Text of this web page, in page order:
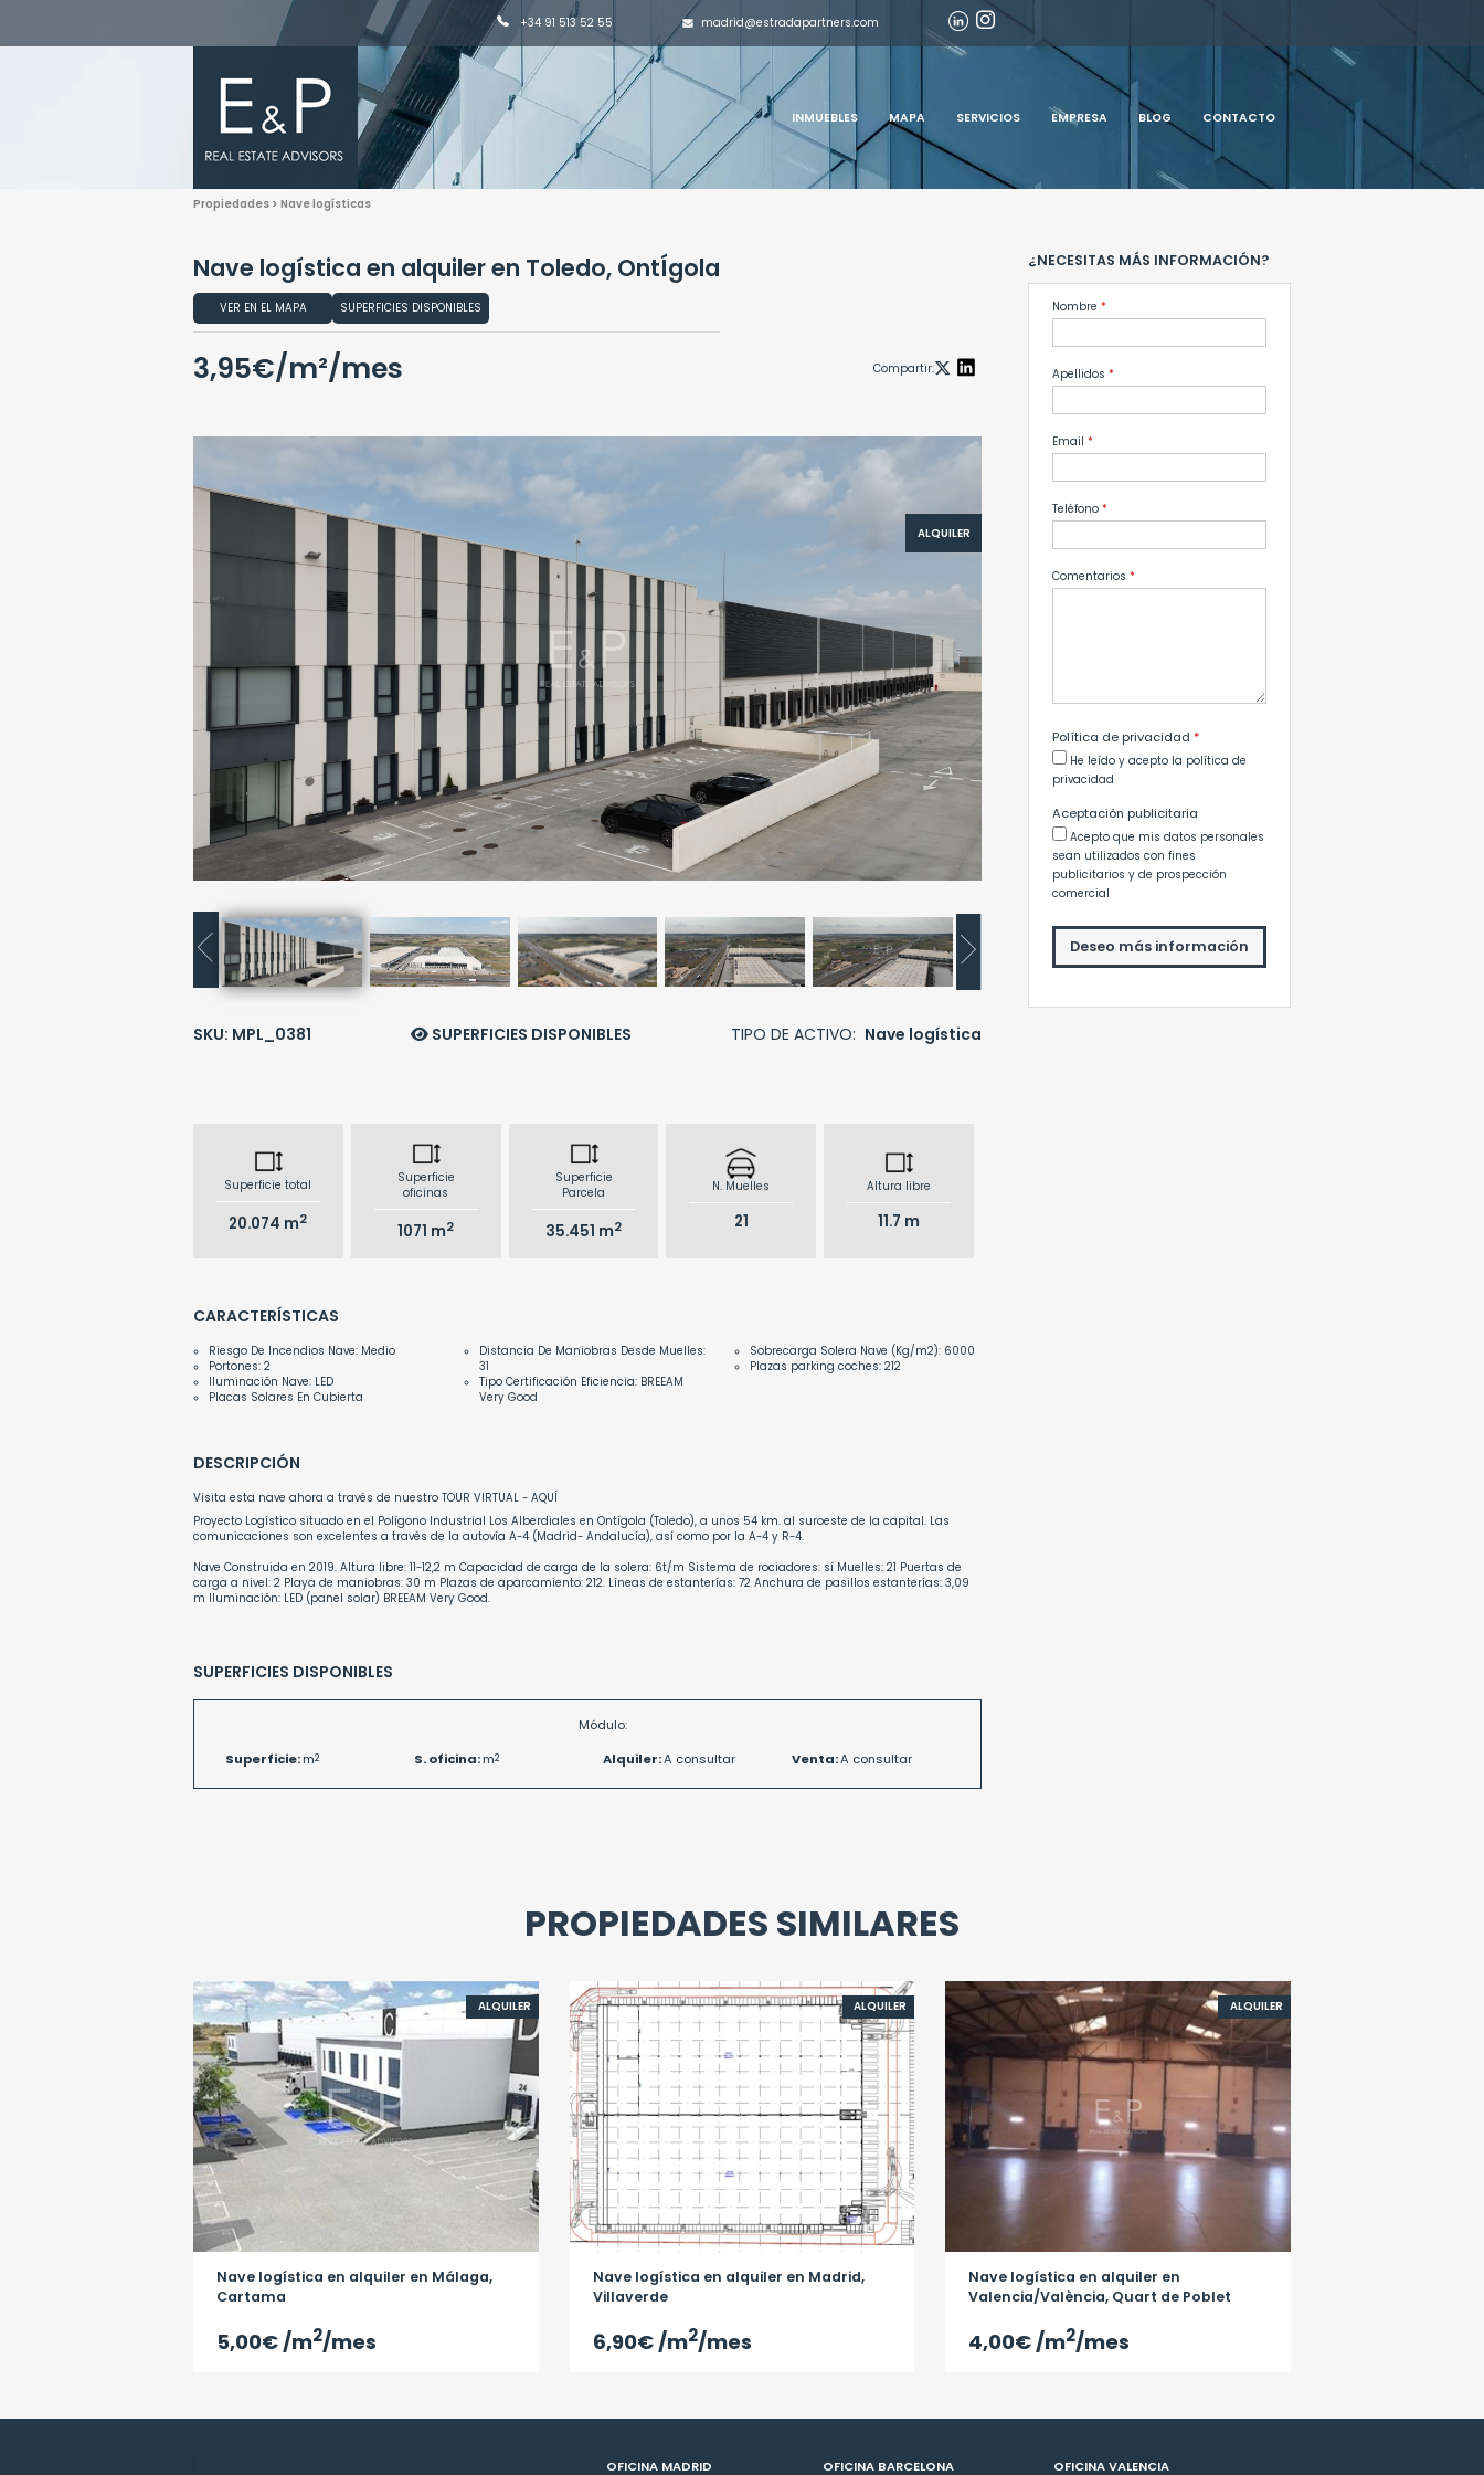
+34 91 513 52 55 madrid@estradapartners.com
INMUEBLES MAPA SERVICIOS EMPRESA BLOG CONTACTO
Propiedades > Nave logísticas
Nave logística en alquiler en Toledo, OntÍgola
VER EN EL MAPA SUPERFICIES DISPONIBLES
3,95€/m²/mes Compartir:
ALQUILER
SKU: MPL_0381 SUPERFICIES DISPONIBLES TIPO DE ACTIVO: Nave logística
Superficie total
20.074 m2
Superficie
oficinas
1071 m2
Superficie
Parcela
35.451 m2
N. Muelles
21
Altura libre
11.7 m
CARACTERÍSTICAS
Riesgo De Incendios Nave: Medio
Portones: 2
Iluminación Nave: LED
Placas Solares En Cubierta
Distancia De Maniobras Desde Muelles:
31
Tipo Certificación Eficiencia: BREEAM
Very Good
Sobrecarga Solera Nave (Kg/m2): 6000
Plazas parking coches: 212
DESCRIPCIÓN
Visita esta nave ahora a través de nuestroTOUR VIRTUAL - AQUÍ
Proyecto Logístico situado en el Polígono Industrial Los Alberdiales en Ontígola (Toledo), a unos 54 km. al suroeste de la capital. Las
comunicaciones son excelentes a través de la autovía A-4 (Madrid- Andalucía), así como por la A-4 y R-4.
Nave Construida en 2019. Altura libre: 11-12,2 m Capacidad de carga de la solera: 6t/m Sistema de rociadores: sí Muelles: 21 Puertas de
carga a nivel: 2 Playa de maniobras: 30 m Plazas de aparcamiento: 212. Líneas de estanterías: 72 Anchura de pasillos estanterías: 3,09
m Iluminación: LED (panel solar) BREEAM Very Good.
SUPERFICIES DISPONIBLES
Módulo:
Superficie:m2 S. oficina:m2 Alquiler:A consultar Venta:A consultar
¿NECESITAS MÁS INFORMACIÓN?
Nombre *
Apellidos *
Email *
Teléfono *
Comentarios *
Política de privacidad *
He leído y acepto la política de
privacidad
Aceptación publicitaria
Acepto que mis datos personales
sean utilizados con fines
publicitarios y de prospección
comercial
Deseo más información
PROPIEDADES SIMILARES
ALQUILER
Nave logística en alquiler en Málaga,
Cartama
5,00€/m2/mes
ALQUILER
Nave logística en alquiler en Madrid,
Villaverde
6,90€/m2/mes
ALQUILER
Nave logística en alquiler en
Valencia/València, Quart de Poblet
4,00€/m2/mes
OFICINA MADRID OFICINA BARCELONA OFICINA VALENCIA